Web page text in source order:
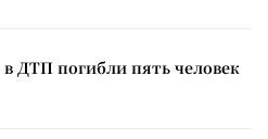
ДТП погибли пять человек